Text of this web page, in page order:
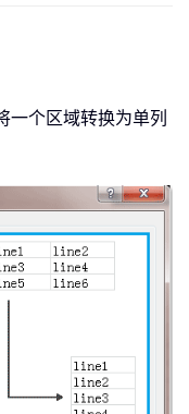
一个区域转换为单列